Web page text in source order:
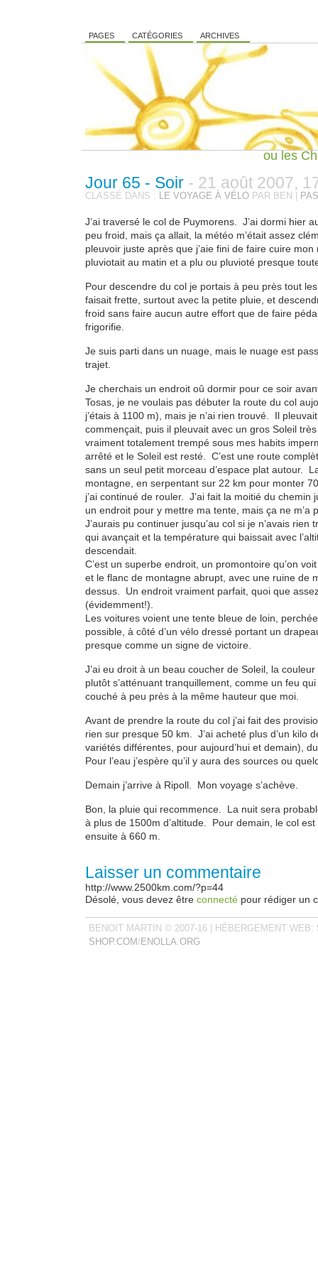
PAGES CATÉGORIES ARCHIVES
ou les
Jour 65 - Soir - 21 août 2007,
CLASSÉ DANS : LE VOYAGE À VÉLO PAR BEN |
J’ai traversé le col de Puymorens. J’ai dormi hier
peu froid, mais ça allait, la météo m’était assez
pleuvoir juste après que j’aie fini de faire cuire
pluviotait au matin et a plu ou pluvioté presque
Pour descendre du col je portais à peu près tout
faisait frette, surtout avec la petite pluie, et
froid sans faire aucun autre effort que de faire
frigorifie.
Je suis parti dans un nuage, mais le nuage est
trajet.
Je cherchais un endroit oû dormir pour ce soir
Tosas, je ne voulais pas débuter la route du col
j’étais à 1100 m), mais je n’ai rien trouvé. Il
commençait, puis il pleuvait avec un gros Soleil
vraiment totalement trempé sous mes habits
arrêté et le Soleil est resté. C’est une route
sans un seul petit morceau d’espace plat autour.
montagne, en serpentant sur 22 km pour monter
j’ai continué de rouler. J’ai fait la moitié du chemin
un endroit pour y mettre ma tente, mais ça ne m’a
J’aurais pu continuer jusqu’au col si je n’avais rien
qui avançait et la température qui baissait avec
descendait.
C’est un superbe endroit, un promontoire qu’on
et le flanc de montagne abrupt, avec une ruine de
dessus. Un endroit vraiment parfait, quoi que
(évidemment!).
Les voitures voient une tente bleue de loin,
possible, à côté d’un vélo dressé portant un
presque comme un signe de victoire.
J’ai eu droit à un beau coucher de Soleil, la
plutôt s’atténuant tranquillement, comme un feu qui
couché à peu près à la même hauteur que moi.
Avant de prendre la route du col j’ai fait des
rien sur presque 50 km. J’ai acheté plus d’un kilo
variétés différentes, pour aujourd’hui et demain),
Pour l’eau j’espère qu’il y aura des sources ou
Demain j’arrive à Ripoll. Mon voyage s’achève.
Bon, la pluie qui recommence. La nuit sera
à plus de 1500m d’altitude. Pour demain, le col
ensuite à 660 m.
Laisser un commentaire
http://www.2500km.com/?p=44
Désolé, vous devez être connecté pour rédiger un
BENOIT MARTIN © 2007-16 | HÉBERGEMENT WEB:
SHOP.COM/ENOLLA.ORG